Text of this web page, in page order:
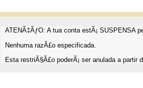
ATENÃ‡ÃƒO: A tua conta estÃ¡ SUSPENSA
Nenhuma razÃ£o especificada.
Esta restriÃ§Ã£o poderÃ¡ ser anulada a partir